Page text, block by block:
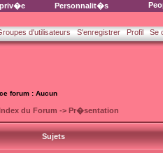
Personnalit�s
d'utilisateurs S'enregistrer Profil Se
forum : Aucun
du Forum -> Pr�sentation
Sujets